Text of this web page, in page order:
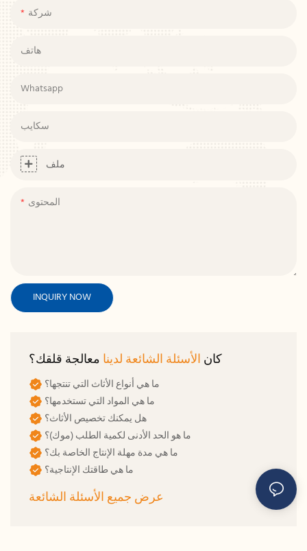
شركة
هاتف
Whatsapp
سكايب
ملف
المحتوى
INQUIRY NOW
كان الأسئلة الشائعة لدينا معالجة قلقك؟
ما هي أنواع الأثاث التي تنتجها؟
ما هي المواد التي تستخدمها؟
هل يمكنك تخصيص الأثاث؟
ما هو الحد الأدنى لكمية الطلب (موك)؟
ما هي طاقتك الإنتاجية؟